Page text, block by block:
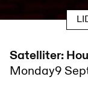
Satelliter:
Monday9